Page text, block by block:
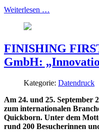
Weiterlesen …
FINISHING
GmbH:
Kategorie: Datendruck
Am 24. und 25. September
zum internationalen
Quickborn. Unter dem
rund 200 Besucherinnen